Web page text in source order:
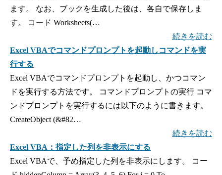
ます。 なお、ブックを生成した後は、各自で保存しま
す。 コード Worksheets(…
続きを読む
Excel VBAでコマンドプロンプトを起動しコマンドを実
行する
Excel VBAでコマンドプロンプトを起動し、かつコマン
ドを実行する方法です。 コマンドプロンプトの実行 コマ
ンドプロンプトを実行するには以下のように書きます。
CreateObject (&#82…
続きを読む
Excel VBA：指定した列を非表示にする
Excel VBAで、予め指定した列を非表示にします。 コー